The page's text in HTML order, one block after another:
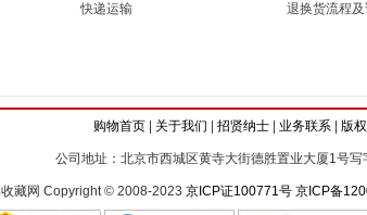
快递运输
退换货流程及
购物首页 关于我们 招贤纳士 业务联系 版
公司地址：北京市西城区黄寺大街德胜置业大厦1号写
藏网 Copyright © 2008-2023 京ICP证100771号 京ICP备